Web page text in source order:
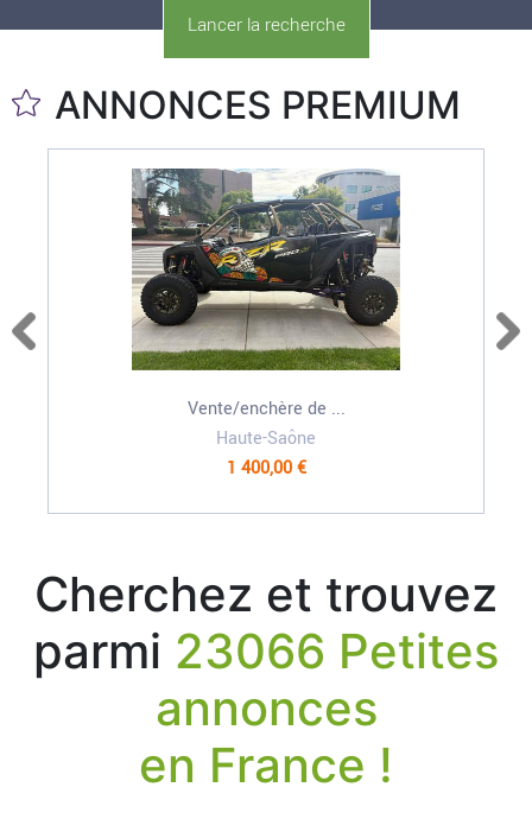
ANNONCES PREMIUM
Vente/enchère de ...
Haute-Saône
1 400,00 €
Cherchez et trouvez
parmi 23066 Petites
annonces
en France !